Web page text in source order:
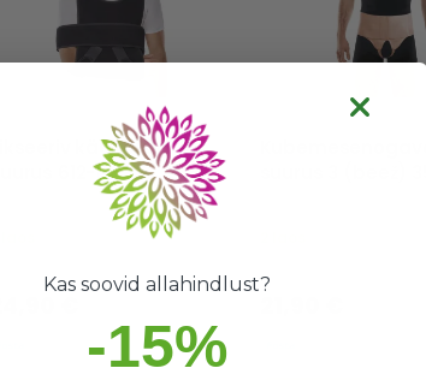
Fikseeriv käehoidja
suurus 612-1
Kas soovid allahindlust?
-15%